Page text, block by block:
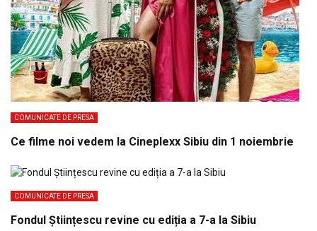
COMUNICATE DE PRESA
Ce filme noi vedem la Cineplexx Sibiu din 1 noiembrie
COMUNICATE DE PRESA
Fondul Științescu revine cu ediția a 7-a la Sibiu